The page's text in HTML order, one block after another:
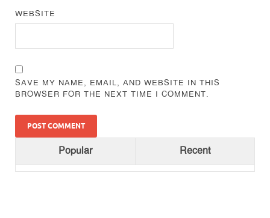
WEBSITE
SAVE MY NAME, EMAIL, AND WEBSITE IN THIS
BROWSER FOR THE NEXT TIME I COMMENT.
Popular Recent